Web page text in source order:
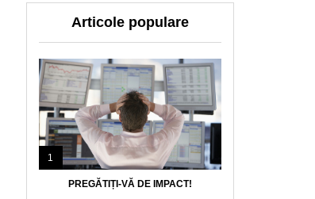
Articole populare
1
PREGĂTIȚI-VĂ DE IMPACT!